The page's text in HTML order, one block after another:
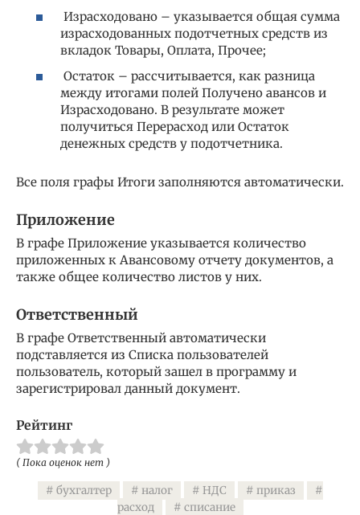
Израсходовано – указывается общая сумма
израсходованных подотчетных средств из
вкладок Товары, Оплата, Прочее;
Остаток – рассчитывается, как разница
между итогами полей Получено авансов и
Израсходовано. В результате может
получиться Перерасход или Остаток
денежных средств у подотчетника.
Все поля графы Итоги заполняются автоматически.
Приложение
В графе Приложение указывается количество
приложенных к Авансовому отчету документов, а
также общее количество листов у них.
Ответственный
В графе Ответственный автоматически
подставляется из Списка пользователей
пользователь, который зашел в программу и
зарегистрировал данный документ.
Рейтинг
( Пока оценок нет )
бухгалтер налог НДС
приказ
расход
списание